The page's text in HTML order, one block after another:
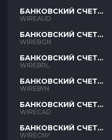
БАНКОВСКИЙ СЧЕТ
AUD
WIREAUD
БАНКОВСКИЙ СЧЕТ
BGN
WIREBGN
БАНКОВСКИЙ СЧЕТ
BRL
WIREBRL
БАНКОВСКИЙ СЧЕТ
BYN
WIREBYN
БАНКОВСКИЙ СЧЕТ
CAD
WIRECAD
БАНКОВСКИЙ СЧЕТ
CNY
WIRECNY